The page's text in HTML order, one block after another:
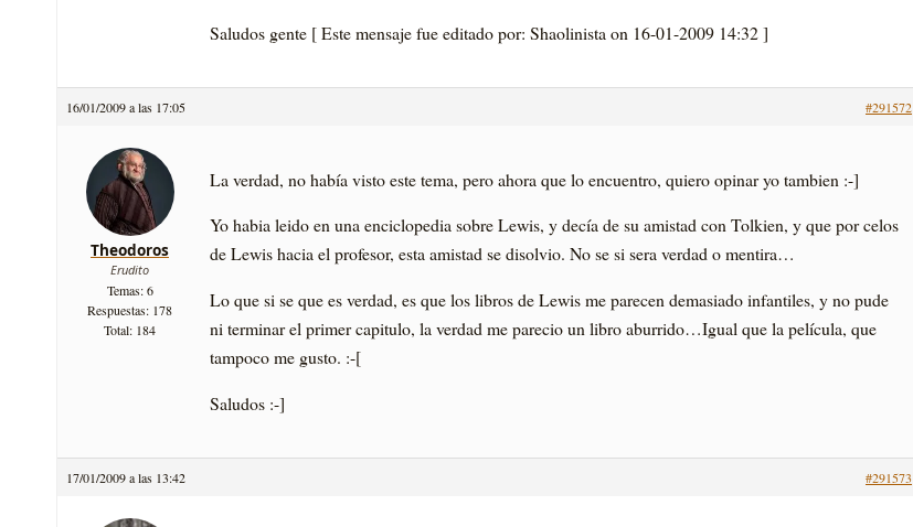
Saludos gente [ Este mensaje fue editado por: Shaolinista on 16-01-2009 14:32 ]
16/01/2009 a las 17:05 #291572
Theodoros
Erudito
Temas: 6
Respuestas: 178
Total: 184
La verdad, no había visto este tema, pero ahora que lo encuentro, quiero opinar yo tambien :-]
Yo habia leido en una enciclopedia sobre Lewis, y decía de su amistad con Tolkien, y que por celos
de Lewis hacia el profesor, esta amistad se disolvio. No se si sera verdad o mentira…
Lo que si se que es verdad, es que los libros de Lewis me parecen demasiado infantiles, y no pude
ni terminar el primer capitulo, la verdad me parecio un libro aburrido…Igual que la película, que
tampoco me gusto. :-[
Saludos :-]
17/01/2009 a las 13:42 #291573